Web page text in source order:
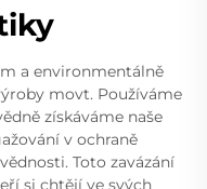
a environmentálně
movt. Používáme
získáváme naše
v ochraně
Toto zavázání
si chtějí ve svých